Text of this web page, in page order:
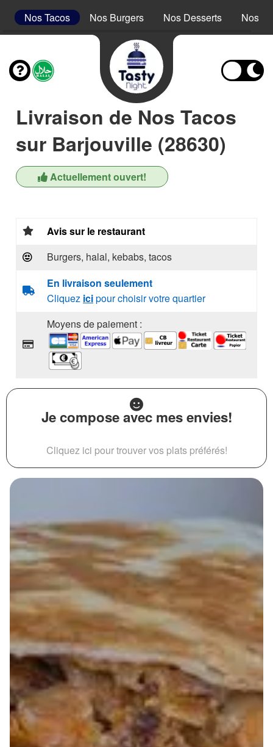
Nos Tacos Nos Burgers Nos Desserts Nos
Livraison de Nos Tacos
sur Barjouville (28630)
Actuellement ouvert!
Avis sur le restaurant
Burgers, halal, kebabs, tacos
En livraison seulement
Cliquez icipour choisir votre quartier
Moyens de paiement :
Je compose avec mes envies!
Cliquez ici pour trouver vos plats préférés!